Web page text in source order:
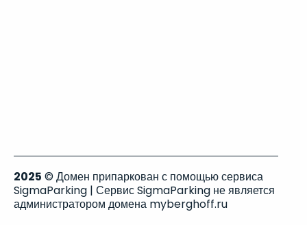
2025 © Домен припаркован с помощью сервиса
SigmaParking | Сервис SigmaParking не является
администратором домена myberghoff.ru